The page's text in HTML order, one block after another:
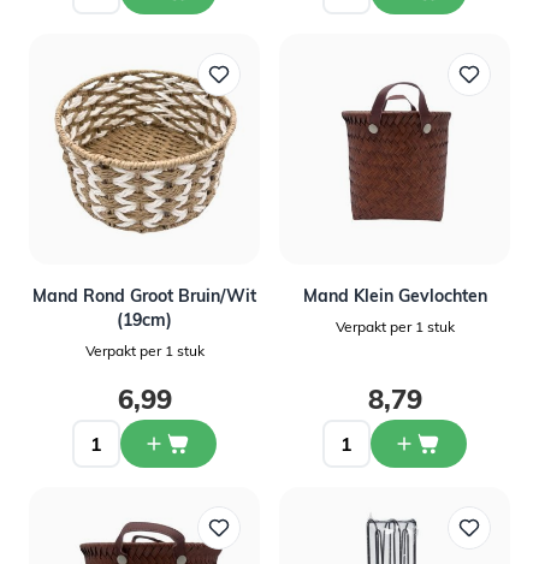
Mand Rond Groot Bruin/Wit
(19cm)
Verpakt per 1 stuk
6,99
Mand Klein Gevlochten
Verpakt per 1 stuk
8,79